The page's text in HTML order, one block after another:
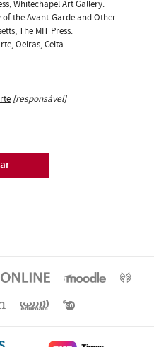
Whitechapel Art Gallery.
of the Avant-Garde and Other
The MIT Press.
Oeiras, Celta.
[responsável]